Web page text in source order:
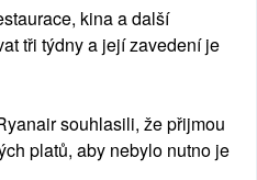
kina a další
tři týdny a její zavedení je
souhlasili, že přijmou
platů, aby nebylo nutno je